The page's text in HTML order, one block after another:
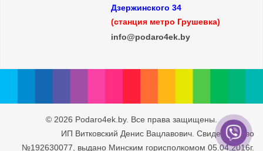
Дзержинского 34
(станция метро Грушевка)
info@podaro4ek.by
© 2026 Podaro4ek.by. Все права защищены.
ИП Витковский Денис Вацлавович. Свидетельство
№192630077, выдано Минским горисполкомом 05.04.2016г.